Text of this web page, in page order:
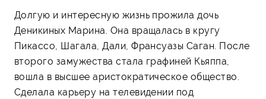
Долгую и интересную жизнь прожила дочь
Деникиных Марина. Она вращалась в кругу
Пикассо, Шагала, Дали, Франсуазы Саган. После
второго замужества стала графиней Кьяппа,
вошла в высшее аристократическое общество.
Сделала карьеру на телевидении под